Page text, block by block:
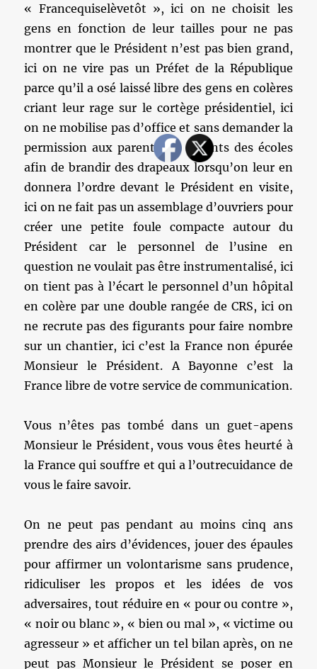
« Francequiselèvetôt », ici on ne choisit les
gens en fonction de leur tailles pour ne pas
montrer que le Président n’est pas bien grand,
ici on ne vire pas un Préfet de la République
parce qu’il a osé laissé libre des gens en colères
criant leur rage sur le cortège présidentiel, ici
on ne mobilise pas d’office et sans demander la
permission aux parents les enfants des écoles
afin de brandir des drapeaux lorsqu’on leur en
donnera l’ordre devant le Président en visite,
ici on ne fait pas un assemblage d’ouvriers pour
créer une petite foule compacte autour du
Président car le personnel de l’usine en
question ne voulait pas être instrumentalisé, ici
on tient pas à l’écart le personnel d’un hôpital
en colère par une double rangée de CRS, ici on
ne recrute pas des figurants pour faire nombre
sur un chantier, ici c’est la France non épurée
Monsieur le Président. A Bayonne c’est la
France libre de votre service de communication.
Vous n’êtes pas tombé dans un guet-apens
Monsieur le Président, vous vous êtes heurté à
la France qui souffre et qui a l’outrecuidance de
vous le faire savoir.
On ne peut pas pendant au moins cinq ans
prendre des airs d’évidences, jouer des épaules
pour affirmer un volontarisme sans prudence,
ridiculiser les propos et les idées de vos
adversaires, tout réduire en « pour ou contre »,
« noir ou blanc », « bien ou mal », « victime ou
agresseur » et afficher un tel bilan après, on ne
peut pas Monsieur le Président se poser en